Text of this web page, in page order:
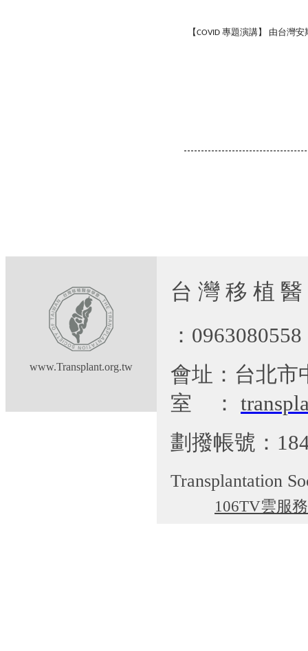
【COVID 專題演講】 由台灣安
www.Transplant.org.tw
台 灣 移 植
：
會址：台北市
室
：
劃撥帳號：
Transplantation
106TV雲服務